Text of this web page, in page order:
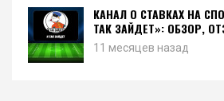
КАНАЛ О СТАВКАХ НА
ТАК ЗАЙДЕТ»: ОБЗОР,
11 месяцев назад